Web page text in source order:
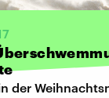
der